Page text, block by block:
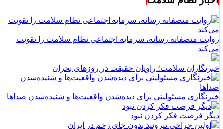
روایت منصفانه رسانه، سرمایه اجتماعی نظام سلامت را تقویت
می‌کند
خبرنگاران سلامت؛ راویان حقیقت در روزهای بحران
خبرنگاری مسئولیتی برای دیده‌شدن واقعیت‌ها و شنیده‌شدن صداها
دیگر فرصت فکر کردن نبود